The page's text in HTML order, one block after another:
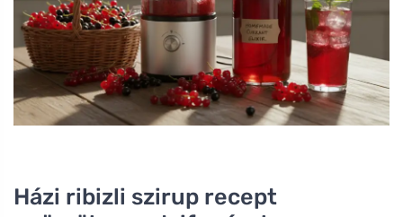
Házi ribizli szirup recept